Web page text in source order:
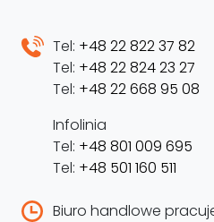
Tel: +48 22 822 37 82
Tel: +48 22 824 23 27
Tel: +48 22 668 95 08
Infolinia
Tel: +48 801 009 695
Tel: +48 501 160 511
Biuro handlowe